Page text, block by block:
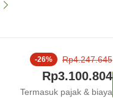
-26% Rp4.247.645
Rp3.100.804
Termasuk pajak & biaya